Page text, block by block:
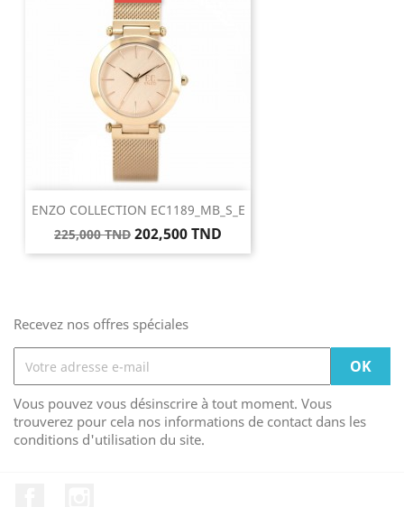
ENZO COLLECTION EC1189_MB_S_E
Prix
de
225,000 TND Prix
202,500 TND
Recevez nos offres spéciales
Vous pouvez vous désinscrire à tout moment. Vous
trouverez pour cela nos informations de contact dans les
conditions d'utilisation du site.